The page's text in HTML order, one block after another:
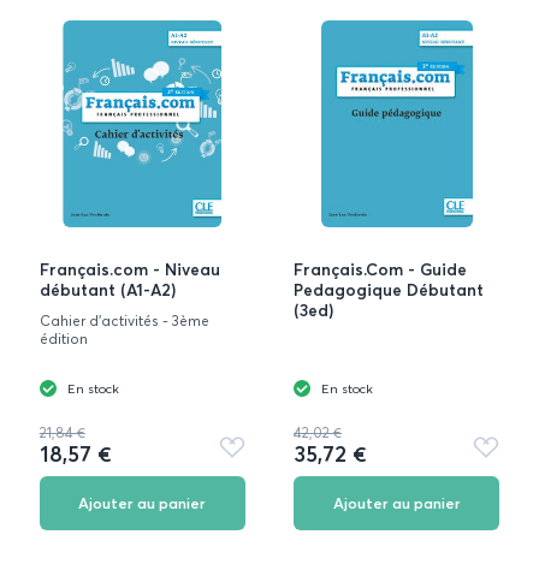
Français.com - Niveau
débutant (A1-A2)
Cahier d'activités - 3ème
édition
En stock
21,84 €
18,57 €
Ajouter
aux
Ajouter au panier
Français.Com - Guide
Pedagogique Débutant
(3ed)
En stock
42,02 €
35,72 €
Ajouter
aux
Ajouter au panier